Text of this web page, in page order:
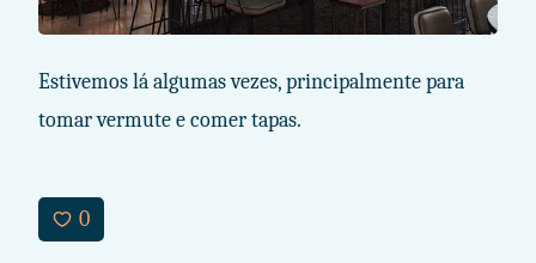
Estivemos lá algumas vezes, principalmente para
tomar vermute e comer tapas.
0